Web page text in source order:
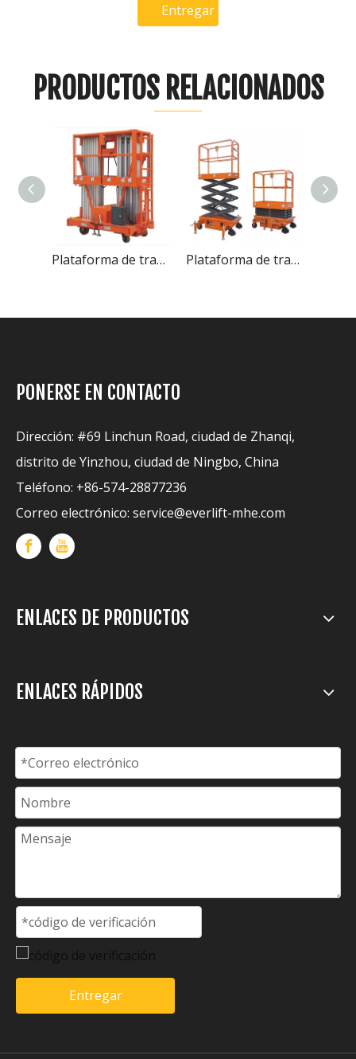
Entregar
PRODUCTOS RELACIONADOS
Plataforma de trabajo aérea de aluminio móvil con elevador aéreo de 6M 8M 10M 12M (mástil doble) Plataforma de trabajo aérea Tiny 3M 4M 4M, elevador de tijera eléctrica de 300Kg
PONERSE EN CONTACTO
Dirección: #69 Linchun Road, ciudad de Zhanqi,
distrito de Yinzhou, ciudad de Ningbo, China
Teléfono: +86-574-28877236
Correo electrónico: service@everlift-mhe.com
ENLACES DE PRODUCTOS
ENLACES RÁPIDOS
Entregar